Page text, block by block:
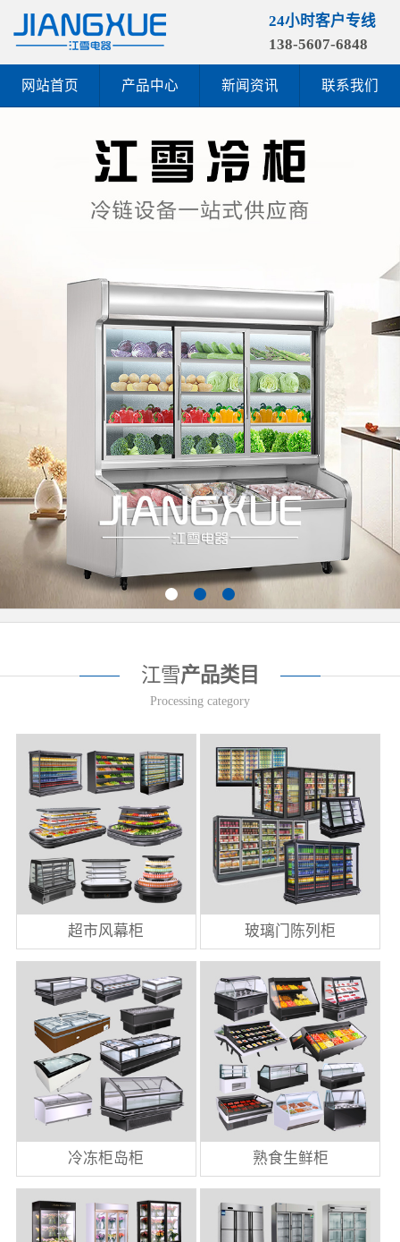
24小时客户专线
138-5607-6848
网站首页 产品中心 新闻资讯 联系我们
江雪产品类目
Processing category
超市风幕柜 玻璃门陈列柜
冷冻柜岛柜 熟食生鲜柜